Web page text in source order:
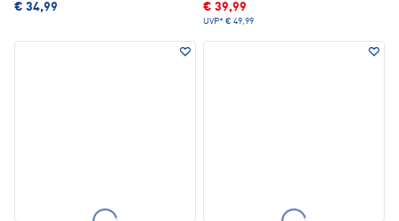
€ 34,99 € 39,99
UVP* € 49,99